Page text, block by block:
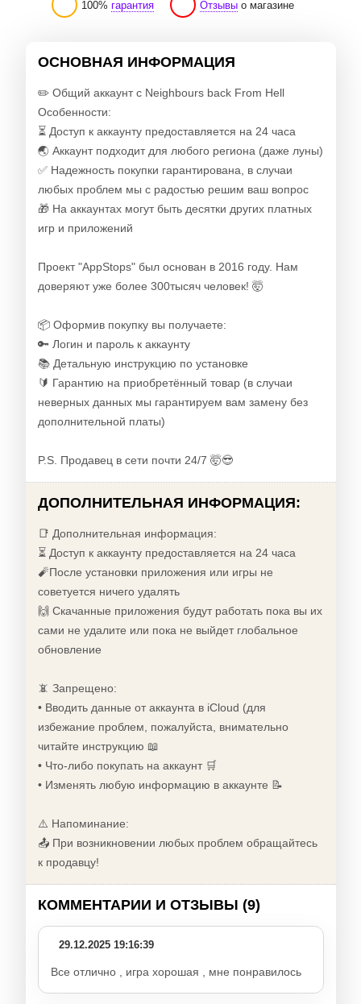
100% гарантия Отзывыо магазине
ОСНОВНАЯ ИНФОРМАЦИЯ
✏️ Общий аккаунт с Neighbours back From Hell
Особенности:
⏳ Доступ к аккаунту предоставляется на 24 часа
🌏 Аккаунт подходит для любого региона (даже луны)
✅ Надежность покупки гарантирована, в случаи
любых проблем мы с радостью решим ваш вопрос
🎁 На аккаунтах могут быть десятки других платных
игр и приложений
Проект "AppStops" был основан в 2016 году. Нам
доверяют уже более 300тысяч человек! 🤯
📦 Оформив покупку вы получаете:
🔑 Логин и пароль к аккаунту
📚 Детальную инструкцию по установке
🔰 Гарантию на приобретённый товар (в случаи
неверных данных мы гарантируем вам замену без
дополнительной платы)
P.S. Продавец в сети почти 24/7 🤯😎
ДОПОЛНИТЕЛЬНАЯ ИНФОРМАЦИЯ:
📑 Дополнительная информация:
⏳ Доступ к аккаунту предоставляется на 24 часа
🧨После установки приложения или игры не
советуется ничего удалять
🙌 Скачанные приложения будут работать пока вы их
сами не удалите или пока не выйдет глобальное
обновление
📵 Запрещено:
• Вводить данные от аккаунта в iCloud (для
избежание проблем, пожалуйста, внимательно
читайте инструкцию 📖
• Что-либо покупать на аккаунт 🛒
• Изменять любую информацию в аккаунте 📝
⚠️ Напоминание:
📤 При возникновении любых проблем обращайтесь
к продавцу!
КОММЕНТАРИИ И ОТЗЫВЫ (9)
29.12.2025 19:16:39
Все отлично , игра хорошая , мне понравилось